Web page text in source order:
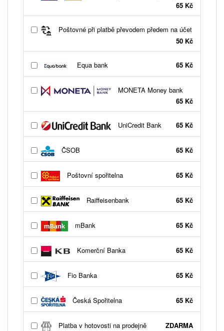
65 Kč
Poštovné při platbě převodem předem na účet
50 Kč
Equa bank 65 Kč
MONETA Money bank
65 Kč
UniCredit Bank 65 Kč
ČSOB 65 Kč
Poštovní spořitelna 65 Kč
Raiffeisenbank 65 Kč
mBank 65 Kč
Komerční Banka 65 Kč
Fio Banka 65 Kč
Česká Spořitelna 65 Kč
Platba v hotovosti na prodejně ZDARMA